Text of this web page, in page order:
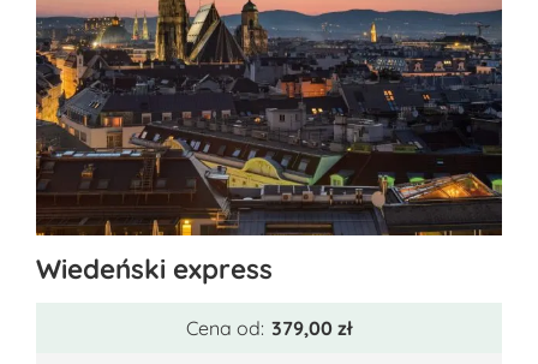
produkt
Wiedeński express
Cena od: 379,00zł